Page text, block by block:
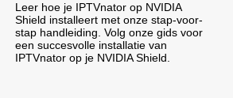
Leer hoe je IPTVnator op NVIDIA
Shield installeert met onze stap-voor-
stap handleiding. Volg onze gids voor
een succesvolle installatie van
IPTVnator op je NVIDIA Shield.